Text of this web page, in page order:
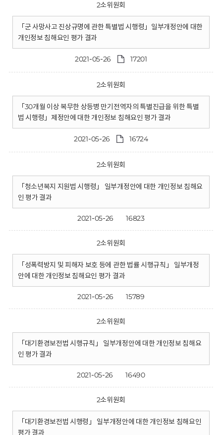
2소위원회
「군 사망사고 진상규명에 관한 특별법 시행령」일부개정안에 대한
개인정보 침해요인 평가 결과
2021-05-26 17201
2소위원회
「30개월 이상 복무한 상등병 만기전역자의 특별진급을 위한 특별
법 시행령」제정안에 대한 개인정보 침해요인 평가 결과
2021-05-26 16724
2소위원회
「청소년복지 지원법 시행령」 일부개정안에 대한 개인정보 침해요
인 평가 결과
2021-05-26 16823
2소위원회
「성폭력방지 및 피해자 보호 등에 관한 법률 시행규칙」 일부개정
안에 대한 개인정보 침해요인 평가 결과
2021-05-26 15789
2소위원회
「대기환경보전법 시행규칙」 일부개정안에 대한 개인정보 침해요
인 평가 결과
2021-05-26 16490
2소위원회
「대기환경보전법 시행령」 일부개정안에 대한 개인정보 침해요인
평가 결과